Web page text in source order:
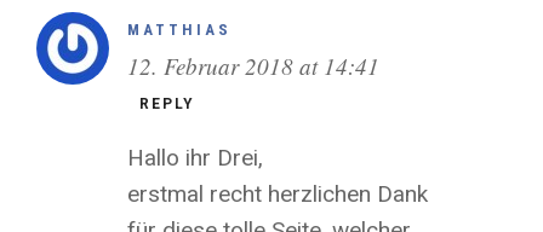
MATTHIAS
12. Februar 2018 at 14:41
REPLY
Hallo ihr Drei,
erstmal recht herzlichen Dank